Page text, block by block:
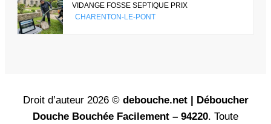
VIDANGE FOSSE SEPTIQUE PRIX
CHARENTON-LE-PONT
Droit d’auteur 2026 © debouche.net | Déboucher
Douche Bouchée Facilement – 94220. Toute